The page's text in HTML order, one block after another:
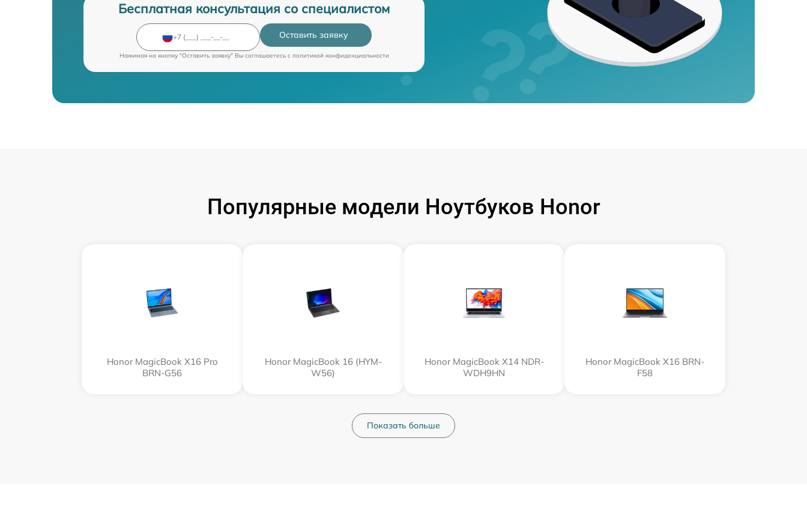
Бесплатная консультация со специалистом
Оставить заявку
Нажимая на кнопку "Оставить заявку" Вы соглашаетесь c политикой конфиденциальности
Популярные модели Ноутбуков Honor
Honor MagicBook X16 Pro
BRN-G56
Honor MagicBook 16 (HYM-
W56)
Honor MagicBook X14 NDR-
WDH9HN
Honor MagicBook X16 BRN-
F58
Показать больше